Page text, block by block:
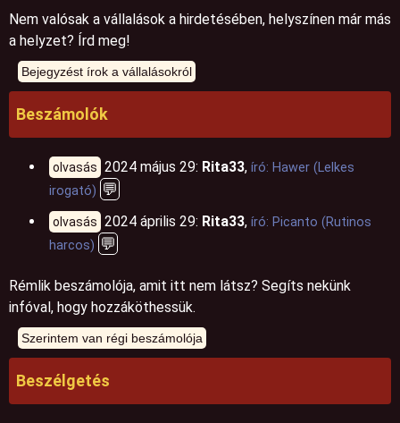
Nem valósak a vállalások a hirdetésében, helyszínen már más
a helyzet? Írd meg!
Beszámolók
olvasás 2024 május 29: Rita33, író: Hawer (Lelkes
irogató) 💬
olvasás 2024 április 29: Rita33, író: Picanto (Rutinos
harcos) 💬
Rémlik beszámolója, amit itt nem látsz? Segíts nekünk
infóval, hogy hozzáköthessük.
Beszélgetés